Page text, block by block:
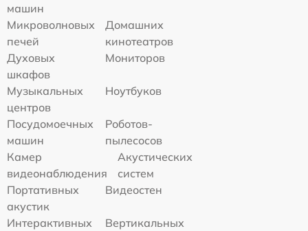
машин
Микроволновых
печей
Домашних
кинотеатров
Духовых
шкафов
Мониторов
Музыкальных
центров
Ноутбуков
Посудомоечных
машин
Роботов-
пылесосов
Камер
видеонаблюдения
Акустических
систем
Портативных
акустик
Видеостен
Интерактивных
Вертикальных